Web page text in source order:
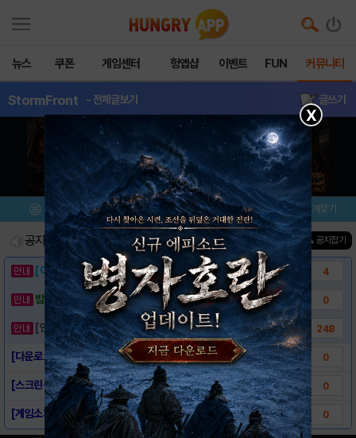
뉴스 쿠폰 게임센터 헝앱샵 이벤트 FUN 커뮤니티
StormFront - 전체글보기 글쓰기
메뉴 이벤트/미션 설치/평가 즐겨찾기
공지사항 진행중인 이벤트0건 ▲ 공지접기
[이벤트] 웃음으로 매일매일 해피! 유머 게시.. 4
밥알이의 헝앱통신 ⑲ “밥알이, 드디어 멀티를.. 0
[안내] 헝그리앱 필수 상식! 밥알 획득 안내.. 248
[다운로드 링크] StormFront 1944 0
[스크린샷] StormFront 1944 0
[게임소개] StormFront 1944 0
X